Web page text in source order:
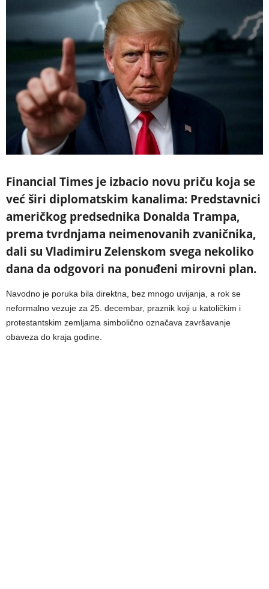
Financial Times je izbacio novu priču koja se
već širi diplomatskim kanalima: Predstavnici
američkog predsednika Donalda Trampa,
prema tvrdnjama neimenovanih zvaničnika,
dali su Vladimiru Zelenskom svega nekoliko
dana da odgovori na ponuđeni mirovni plan.
Navodno je poruka bila direktna, bez mnogo uvijanja, a rok se
neformalno vezuje za 25. decembar, praznik koji u katoličkim i
protestantskim zemljama simbolično označava završavanje
obaveza do kraja godine.